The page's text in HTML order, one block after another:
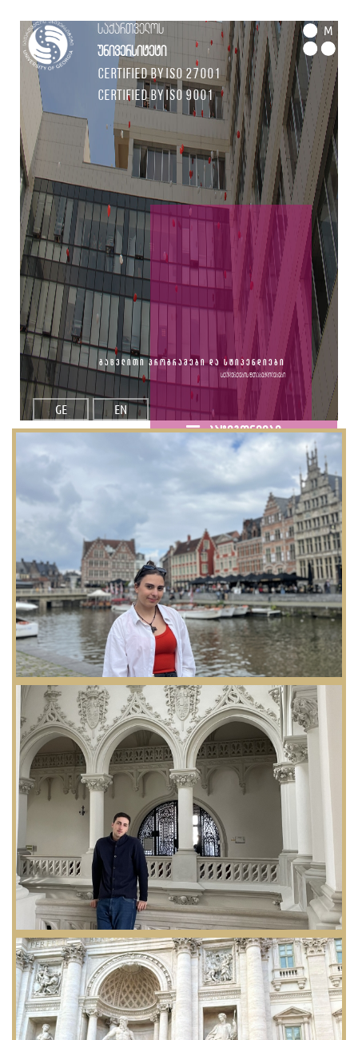
საქართველოს
უნივერსიტეტი
Certified by ISO 27001
Certified by ISO 9001
M
GE EN
გაცვლითი პროგრამები და სტიპენდიები
სტუდენტების შთაბეჭდილებები
კატეგორიები